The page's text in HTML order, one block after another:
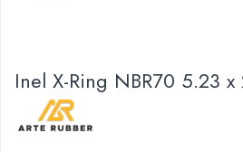
Pentru etansari cu gauri de trecere a
prezoanelor (full face) conform DIN
86071
Pentru flanse plate cu umar (RF) conform
DIN 2690
Inel X-Ring NBR70 5.23